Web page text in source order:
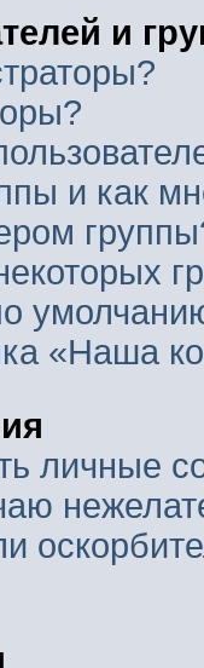
и
и как
«Наша
личные